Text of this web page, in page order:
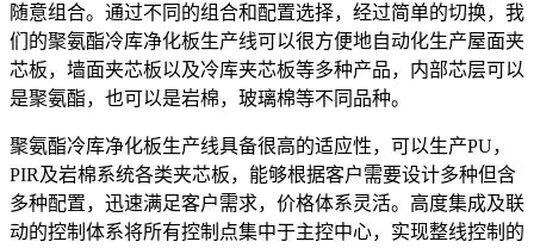
随意组合。通过不同的组合和配置选择，经过简单的切换，我
们的聚氨酯冷库净化板生产线可以很方便地自动化生产屋面夹
芯板，墙面夹芯板以及冷库夹芯板等多种产品，内部芯层可以
是聚氨酯，也可以是岩棉，玻璃棉等不同品种。
聚氨酯冷库净化板生产线具备很高的适应性，可以生产PU，
PIR及岩棉系统各类夹芯板，能够根据客户需要设计多种但含
多种配置，迅速满足客户需求，价格体系灵活。高度集成及联
动的控制体系将所有控制点集中于主控中心，实现整线控制的